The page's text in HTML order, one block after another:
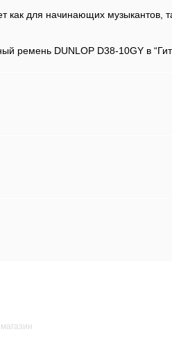
как для начинающих музыкантов,
ремень DUNLOP D38-10GY в